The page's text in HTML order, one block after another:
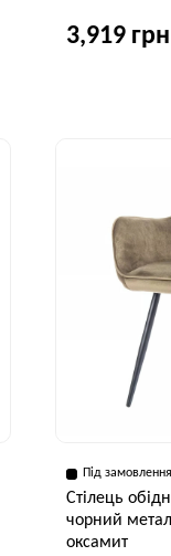
3,919 грн
Під
Стілець
чорний
оксамит